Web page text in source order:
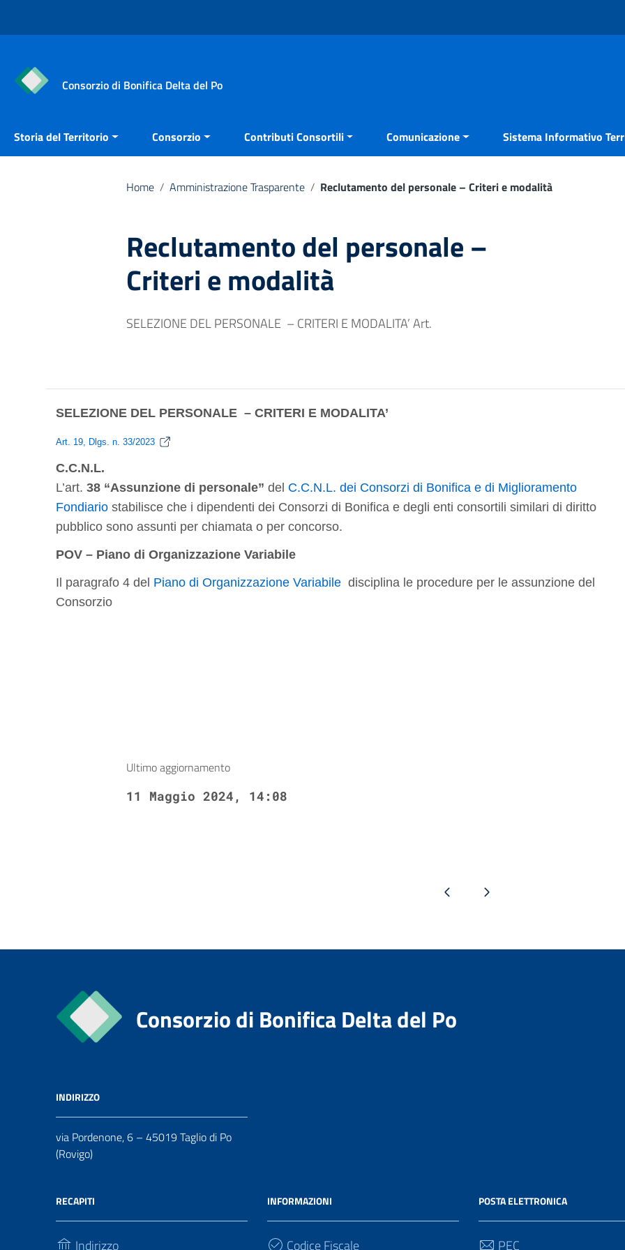
Consorzio di Bonifica Delta del Po
Storia del Territorio Consorzio Contributi Consortili Comunicazione Sistema Informativo
Home / Amministrazione Trasparente / Reclutamento del personale – Criteri e modalità
Reclutamento del personale –
Criteri e modalità
SELEZIONE DEL PERSONALE – CRITERI E MODALITA’ Art.
SELEZIONE DEL PERSONALE – CRITERI E MODALITA’
Art. 19, Dlgs. n. 33/2023
C.C.N.L.
L’art. 38 “Assunzione di personale” del C.C.N.L. dei Consorzi di Bonifica e di Miglioramento
Fondiario stabilisce che i dipendenti dei Consorzi di Bonifica e degli enti consortili similari di diritto
pubblico sono assunti per chiamata o per concorso.
POV – Piano di Organizzazione Variabile
Il paragrafo 4 del Piano di Organizzazione Variabile disciplina le procedure per le assunzione del
Consorzio
Ultimo aggiornamento
11 Maggio 2024, 14:08
Pagina precedentePagina successiva
Consorzio di Bonifica Delta del Po
INDIRIZZO
via Pordenone, 6 – 45019 Taglio di Po
(Rovigo)
RECAPITI
Indirizzo
INFORMAZIONI
Codice Fiscale
POSTA ELETTRONICA
PEC